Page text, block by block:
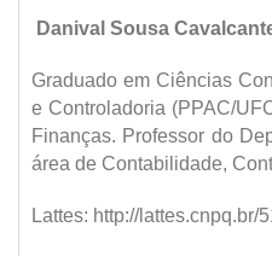
Danival Sousa
Graduado em Ciências
e Controladoria (PPAC/
Finanças. Professor do
área de Contabilidade,
Lattes: http://lattes.cnpq.br/